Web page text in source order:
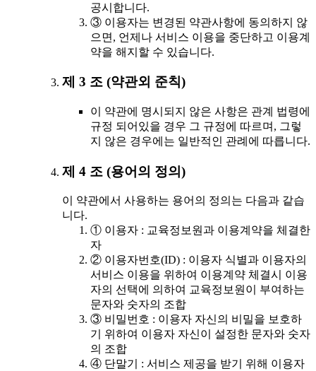
공시합니다.
③ 이용자는 변경된 약관사항에 동의하지 않
으면, 언제나 서비스 이용을 중단하고 이용계
약을 해지할 수 있습니다.
제 3 조 (약관외 준칙)
이 약관에 명시되지 않은 사항은 관계 법령에
규정 되어있을 경우 그 규정에 따르며, 그렇
지 않은 경우에는 일반적인 관례에 따릅니다.
제 4 조 (용어의 정의)
이 약관에서 사용하는 용어의 정의는 다음과 같습
니다.
① 이용자 : 교육정보원과 이용계약을 체결한
자
② 이용자번호(ID) : 이용자 식별과 이용자의
서비스 이용을 위하여 이용계약 체결시 이용
자의 선택에 의하여 교육정보원이 부여하는
문자와 숫자의 조합
③ 비밀번호 : 이용자 자신의 비밀을 보호하
기 위하여 이용자 자신이 설정한 문자와 숫자
의 조합
④ 단말기 : 서비스 제공을 받기 위해 이용자